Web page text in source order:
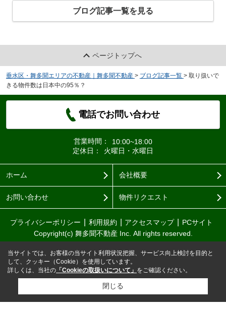
ブログ記事一覧を見る
ページトップへ
垂水区・舞多聞エリアの不動産｜舞多聞不動産 > ブログ記事一覧 > 取り扱いで
きる物件数は日本中の95％？
電話でお問い合わせ
営業時間：
10:00~18:00
定休日：
火曜日・水曜日
ホーム 会社概要
お問い合わせ 物件リクエスト
プライバシーポリシー 利用規約 アクセスマップ
PCサイト
Copyright(c) 舞多聞不動産 Inc. All rights reserved.
当サイトでは、お客様の当サイト利用状況把握、サービス向上検討を目的と
して、クッキー（Cookie）を使用しています。
詳しくは、当社の 「Cookieの取扱いについて」 をご確認ください。
閉じる